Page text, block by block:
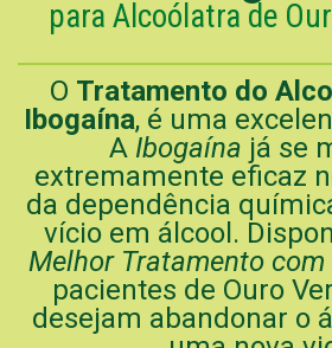
para Alcoólatra de
O Tratamento do
Ibogaína, é uma
A Ibogaína já se
extremamente eficaz
da dependência
vício em álcool.
Melhor Tratamento com
pacientes de Ouro
desejam abandonar o